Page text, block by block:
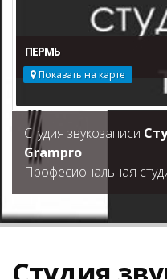
ПЕРМЬ
Показать на карте
Студия звукозаписи
Grampro
Професиональная